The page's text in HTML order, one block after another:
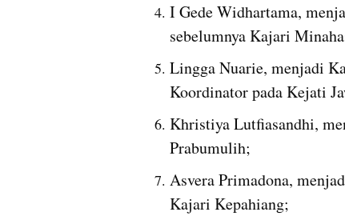
I Gede Widhartama,
sebelumnya Kajari
Lingga Nuarie, menjadi
Koordinator pada Kejati
Khristiya Lutfiasandhi,
Prabumulih;
Asvera Primadona,
Kajari Kepahiang;